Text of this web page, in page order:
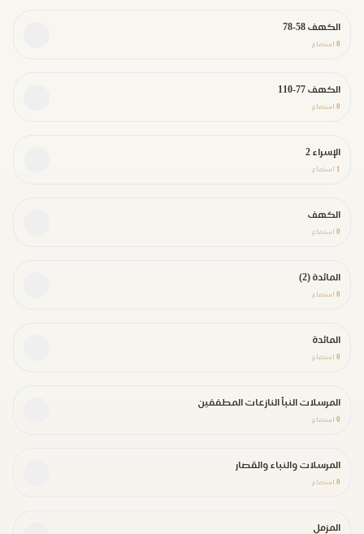
الكهف 58-78
0 استماع
الكهف 77-110
0 استماع
الإسراء 2
1 استماع
الكهف
0 استماع
المائدة (2)
0 استماع
المائدة
0 استماع
المرسلات النبأ النازعات المطففين
0 استماع
المرسلات والنباء والقصار
0 استماع
المزمل